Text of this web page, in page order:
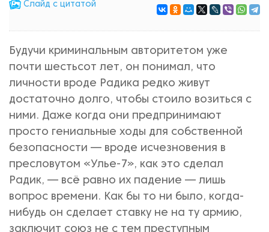
Cлайд с цитатой
Будучи криминальным авторитетом уже
почти шестьсот лет, он понимал, что
личности вроде Радика редко живут
достаточно долго, чтобы стоило возиться с
ними. Даже когда они предпринимают
просто гениальные ходы для собственной
безопасности — вроде исчезновения в
пресловутом «Улье-7», как это сделал
Радик, — всё равно их падение — лишь
вопрос времени. Как бы то ни было, когда-
нибудь он сделает ставку не на ту армию,
заключит союз не с тем преступным